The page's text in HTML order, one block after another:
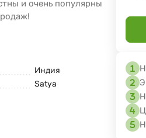
и очень популярны
Индия
Satya